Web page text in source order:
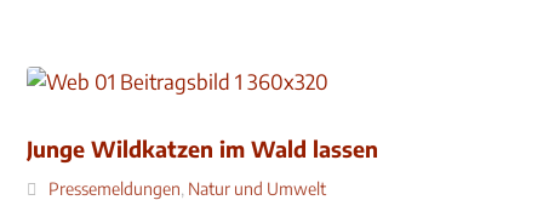
Junge Wildkatzen im Wald lassen
Pressemeldungen, Natur und Umwelt